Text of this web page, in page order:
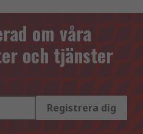
om våra
och tjänster
Registrera dig